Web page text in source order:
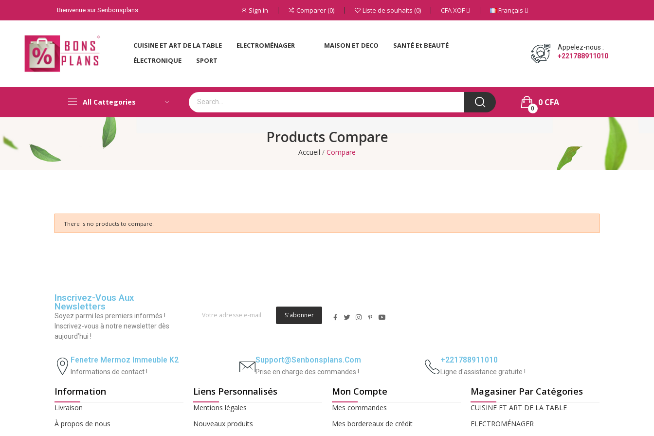
Bienvenue sur Senbonsplans Sign in Comparer 0 Liste de souhaits 0 CFAXOF Français
CUISINE ET ART DE LA TABLE ELECTROMÉNAGER MAISON ET DECO
SANTÉ Et BEAUTÉ
ÉLECTRONIQUE
SPORT
Appelez-nous :
+221788911010
All Cattegories 0 CFA
0
Products Compare
Accueil Compare
There is no products to compare.
Inscrivez-Vous Aux
Newsletters
Soyez parmi les premiers informés !
Inscrivez-vous à notre newsletter dès
aujourd’hui !
S'abonner
Fenetre Mermoz Immeuble K2
Informations de contact !
Support@senbonsplans.com
Prise en charge des commandes !
+221788911010
Ligne d'assistance gratuite !
Information
Livraison
À propos de nous
Liens Personnalisés
Mentions légales
Nouveaux produits
Mon Compte
Mes commandes
Mes bordereaux de crédit
Magasiner Par Catégories
CUISINE ET ART DE LA TABLE
ELECTROMÉNAGER